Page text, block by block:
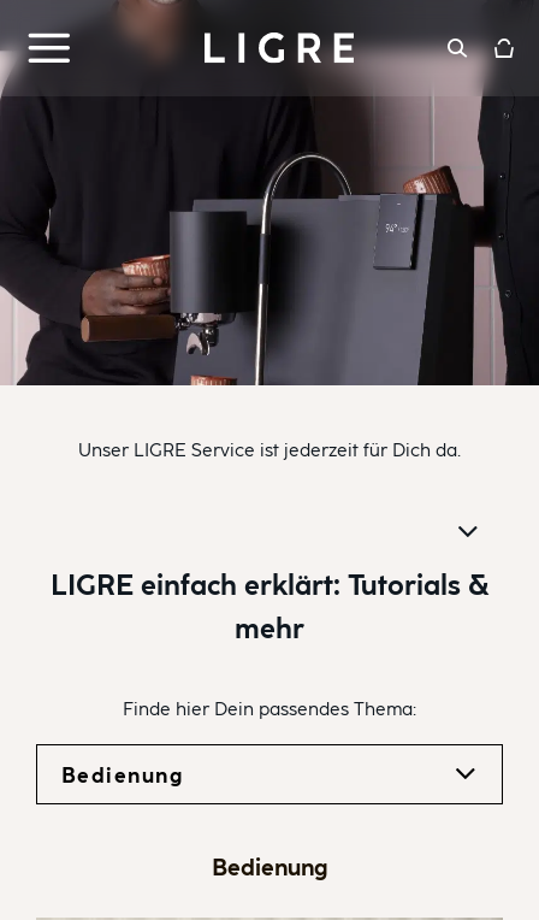
Inhalt
springen
Unser LIGRE Service ist jederzeit für Dich da.
LIGRE einfach erklärt: Tutorials &
mehr
Finde hier Dein passendes Thema:
Bedienung
Bedienung